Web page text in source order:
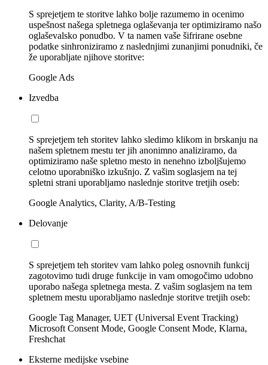
S sprejetjem te storitve lahko bolje razumemo in ocenimo
uspešnost našega spletnega oglaševanja ter optimiziramo našo
oglaševalsko ponudbo. V ta namen vaše šifrirane osebne
podatke sinhroniziramo z naslednjimi zunanjimi ponudniki, če
že uporabljate njihove storitve:
Google Ads
Izvedba
S sprejetjem teh storitev lahko sledimo klikom in brskanju na
našem spletnem mestu ter jih anonimno analiziramo, da
optimiziramo naše spletno mesto in nenehno izboljšujemo
celotno uporabniško izkušnjo. Z vašim soglasjem na tej
spletni strani uporabljamo naslednje storitve tretjih oseb:
Google Analytics, Clarity, A/B-Testing
Delovanje
S sprejetjem teh storitev vam lahko poleg osnovnih funkcij
zagotovimo tudi druge funkcije in vam omogočimo udobno
uporabo našega spletnega mesta. Z vašim soglasjem na tem
spletnem mestu uporabljamo naslednje storitve tretjih oseb:
Google Tag Manager, UET (Universal Event Tracking)
Microsoft Consent Mode, Google Consent Mode, Klarna,
Freshchat
Eksterne medijske vsebine